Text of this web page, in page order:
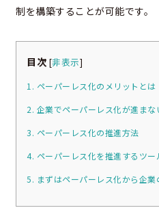
制を構築することが可能です。
目次 [非表示]
1. ペーパーレス化のメリットとは
2. 企業でペーパーレス化が進まな
3. ペーパーレス化の推進方法
4. ペーパーレス化を推進するツー
5. まずはペーパーレス化から企業